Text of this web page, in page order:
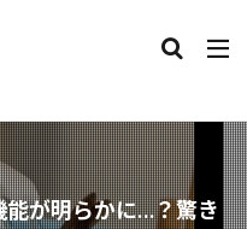
が明らかに…？驚き